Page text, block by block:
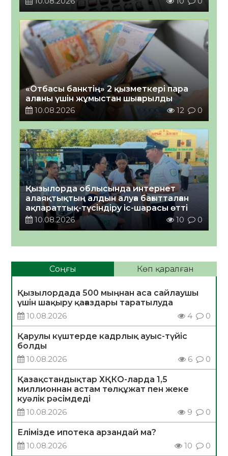
«Отбасы банктің» 2 қызметкері пара
алғаны үшін жұмыстан шығарылды
10.08.2026
12 0
Қызылорда облысында интернет
алаяқтықтың алдын алуға бағытталған
ақпараттық-түсіндіру іс-шарасы өтті
10.08.2026
10 0
Соңғы Көп қаралған
Қызылордада 500 мыңнан аса сайлаушы
үшін шақыру қағаздары таратылуда
10.08.2026
4 0
Қарулы күштерде кадрлық ауыс-түйіс
болды
10.08.2026
6 0
Қазақстандықтар ХҚКО-ларда 1,5
миллионнан астам төлқұжат пен жеке
куәлік рәсімдеді
10.08.2026
9 0
Елімізде ипотека арзандай ма?
10.08.2026
10 0